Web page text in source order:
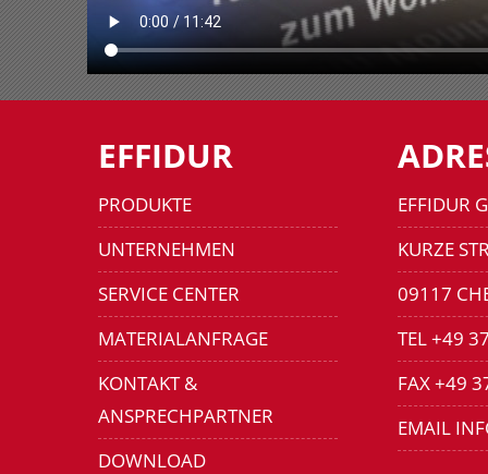
EFFIDUR
PRODUKTE
UNTERNEHMEN
SERVICE CENTER
MATERIALANFRAGE
KONTAKT &
ANSPRECHPARTNER
DOWNLOAD
EFFIDUR
KURZE
09117
TEL +49
FAX +49
EMAIL